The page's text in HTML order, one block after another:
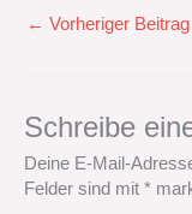
← Vorheriger Beitrag
Schreibe
Deine E-Mail-
Felder sind mit *